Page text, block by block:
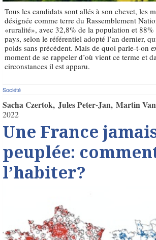
Tous les candidats sont allés à son chevet, les
désignée comme terre du Rassemblement
«ruralité», avec 32,8% de la population et 88%
pays, selon le référentiel adopté l’an dernier,
poids sans précédent. Mais de quoi parle-t-on
moment de se rappeler d’où vient ce terme et
circonstances il est apparu.
Société
Sacha Czertok Jules Peter-Jan Martin
2022
Une France
peuplée:
l’habiter?